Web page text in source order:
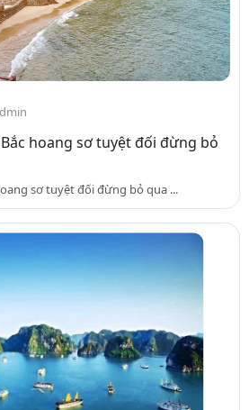
hoang sơ tuyệt đối đừng bỏ
sơ tuyệt đối đừng bỏ qua ...